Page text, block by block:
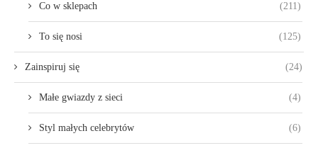
Co w sklepach (211)
To się nosi (125)
Zainspiruj się (24)
Małe gwiazdy z sieci (4)
Styl małych celebrytów (6)